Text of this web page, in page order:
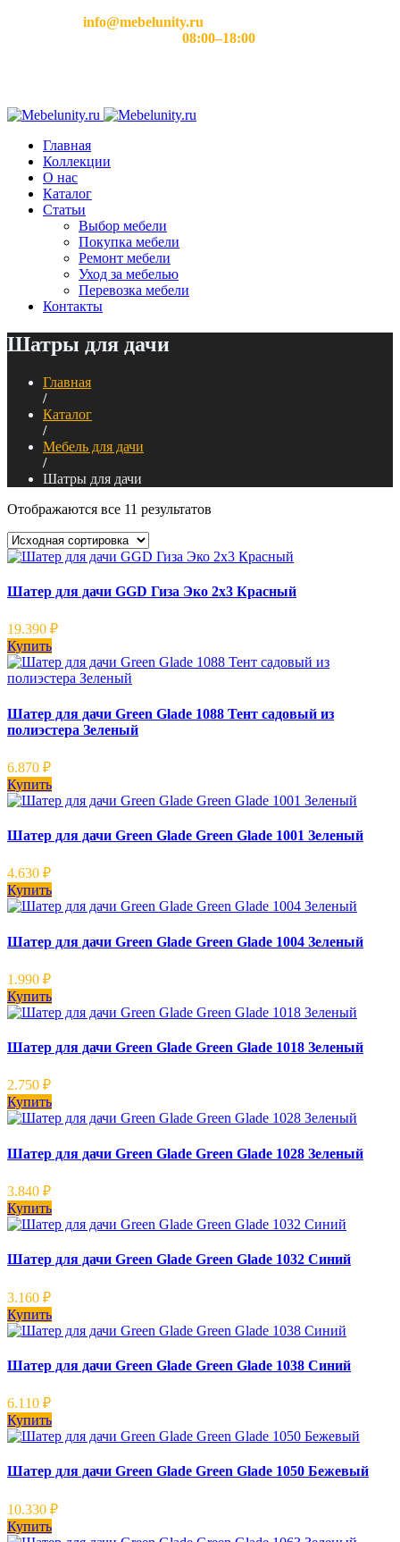
info@mebelunity.ru
08:00–18:00
Главная
Коллекции
О нас
Каталог
Статьи
Выбор мебели
Покупка мебели
Ремонт мебели
Уход за мебелью
Перевозка мебели
Контакты
Шатры для дачи
Главная
/
Каталог
/
Мебель для дачи
/
Шатры для дачи
Отображаются все 11 результатов
Шатер для дачи GGD Гиза Эко 2х3 Красный
19.390 ₽
Купить
Шатер для дачи Green Glade 1088 Тент садовый из
полиэстера Зеленый
6.870 ₽
Купить
Шатер для дачи Green Glade Green Glade 1001 Зеленый
4.630 ₽
Купить
Шатер для дачи Green Glade Green Glade 1004 Зеленый
1.990 ₽
Купить
Шатер для дачи Green Glade Green Glade 1018 Зеленый
2.750 ₽
Купить
Шатер для дачи Green Glade Green Glade 1028 Зеленый
3.840 ₽
Купить
Шатер для дачи Green Glade Green Glade 1032 Синий
3.160 ₽
Купить
Шатер для дачи Green Glade Green Glade 1038 Синий
6.110 ₽
Купить
Шатер для дачи Green Glade Green Glade 1050 Бежевый
10.330 ₽
Купить